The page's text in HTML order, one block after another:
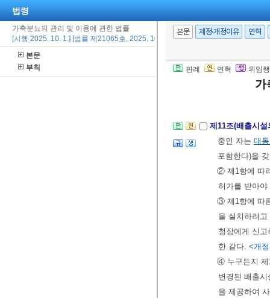
법령
가축분뇨의 관리 및 이용에 관한 법률
[시행 2025. 10. 1.] [법률 제21065호, 2025. 10. 1., 타법개정]
본문
부칙
본문 제정·개정이유 연혁
판례 연혁 위임
가
염되거나 오
자, 그 밖에 가
[전문개정
제11조(배출시
중인 자는 대
포함한다)을
② 제1항에 따
허가를 받아
③ 제1항에 따
을 설치하려
청장에게 신
한 같다. <개
④ 누구든지 제
변경된 배출
을 제공하여